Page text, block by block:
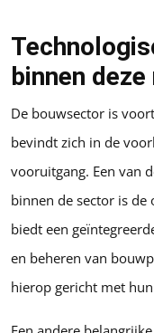
binnen deze
De bouwsector is
bevindt zich in de
vooruitgang. Een van
binnen de sector is de
biedt een
en beheren van
hierop gericht met